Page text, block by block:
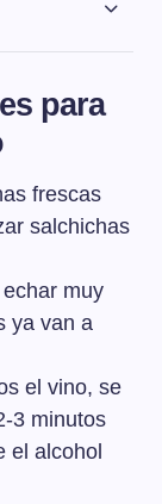
las hay
se
ni un
para
frescas
salchichas
muy
ya van a
el vino, se
3 minutos
el alcohol